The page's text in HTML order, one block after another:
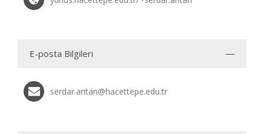
E-posta Bilgileri
serdar.aritan@hacettepe.edu.tr